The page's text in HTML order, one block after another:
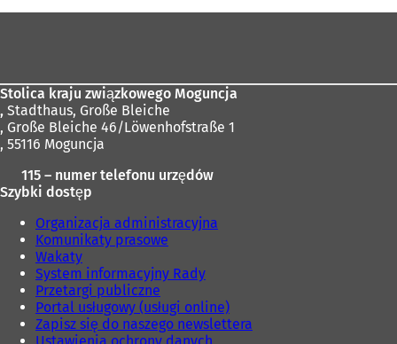
Stolica kraju związkowego Moguncja
, Stadthaus, Große Bleiche
, Große Bleiche 46/Löwenhofstraße 1
, 55116 Moguncja
115 – numer telefonu urzędów
Szybki dostęp
Organizacja administracyjna
Komunikaty prasowe
Wakaty
System informacyjny Rady
Przetargi publiczne
Portal usługowy (usługi online)
Zapisz się do naszego newslettera